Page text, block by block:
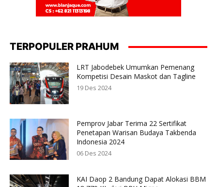
TERPOPULER PRAHUM
LRT Jabodebek Umumkan Pemenang
Kompetisi Desain Maskot dan Tagline
19 Des 2024
Pemprov Jabar Terima 22 Sertifikat
Penetapan Warisan Budaya Takbenda
Indonesia 2024
06 Des 2024
KAI Daop 2 Bandung Dapat Alokasi BBM